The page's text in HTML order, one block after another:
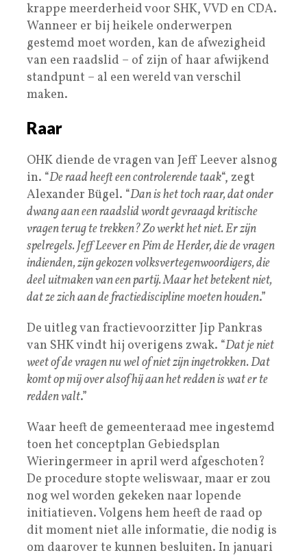
krappe meerderheid voor SHK, VVD en CDA.
Wanneer er bij heikele onderwerpen
gestemd moet worden, kan de afwezigheid
van een raadslid – of zijn of haar afwijkend
standpunt – al een wereld van verschil
maken.
Raar
OHK diende de vragen van Jeff Leever alsnog
in. “De raad heeft een controlerende taak“, zegt
Alexander Bügel. “Dan is het toch raar, dat onder
dwang aan een raadslid wordt gevraagd kritische
vragen terug te trekken? Zo werkt het niet. Er zijn
spelregels. Jeff Leever en Pim de Herder, die de vragen
indienden, zijn gekozen volksvertegenwoordigers, die
deel uitmaken van een partij. Maar het betekent niet,
dat ze zich aan de fractiediscipline moeten houden.”
De uitleg van fractievoorzitter Jip Pankras
van SHK vindt hij overigens zwak. “Dat je niet
weet of de vragen nu wel of niet zijn ingetrokken. Dat
komt op mij over alsof hij aan het redden is wat er te
redden valt.”
Waar heeft de gemeenteraad mee ingestemd
toen het conceptplan Gebiedsplan
Wieringermeer in april werd afgeschoten?
De procedure stopte weliswaar, maar er zou
nog wel worden gekeken naar lopende
initiatieven. Volgens hem heeft de raad op
dit moment niet alle informatie, die nodig is
om daarover te kunnen besluiten. In januari